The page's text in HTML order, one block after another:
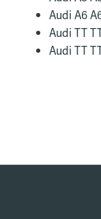
Audi A6
Audi TT
Audi TT